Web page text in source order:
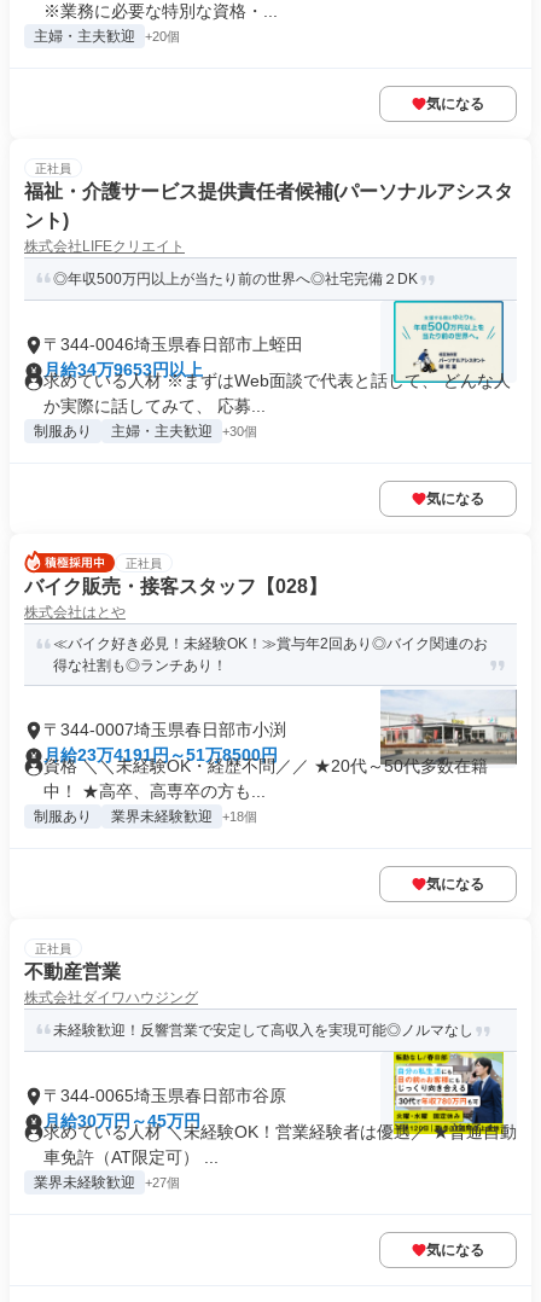
※業務に必要な特別な資格・...
主婦・主夫歓迎 +20個
気になる
正社員
福祉・介護サービス提供責任者候補(パーソナルアシスタ
ント)
株式会社LIFEクリエイト
◎年収500万円以上が当たり前の世界へ◎社宅完備２DK
〒344-0046埼玉県春日部市上蛭田
月給34万9653円以上
求めている人材 ※まずはWeb面談で代表と話して、 どんな人
か実際に話してみて、 応募...
制服あり 主婦・主夫歓迎 +30個
気になる
正社員
バイク販売・接客スタッフ【028】
株式会社はとや
≪バイク好き必見！未経験OK！≫賞与年2回あり◎バイク関連のお
得な社割も◎ランチあり！
〒344-0007埼玉県春日部市小渕
月給23万4191円～51万8500円
資格 ＼＼未経験OK・経歴不問／／ ★20代～50代多数在籍
中！ ★高卒、高専卒の方も...
制服あり 業界未経験歓迎 +18個
気になる
正社員
不動産営業
株式会社ダイワハウジング
未経験歓迎！反響営業で安定して高収入を実現可能◎ノルマなし
〒344-0065埼玉県春日部市谷原
月給30万円～45万円
求めている人材 ＼未経験OK！営業経験者は優遇／ ★普通自動
車免許（AT限定可） ...
業界未経験歓迎 +27個
気になる